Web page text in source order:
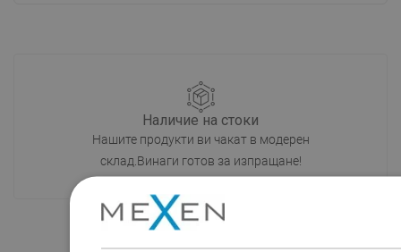
Наличие на стоки
Нашите продукти ви чакат в модерен
склад.Винаги готов за изпращане!